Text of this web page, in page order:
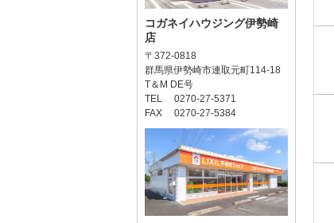
コガネイハウジング伊勢崎
店
〒372-0818
群馬県伊勢崎市連取元町114-18
T＆M DE号
TEL 0270-27-5371
FAX 0270-27-5384